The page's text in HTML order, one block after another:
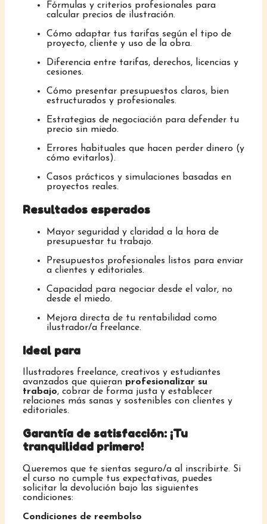
Fórmulas y criterios profesionales para
calcular precios de ilustración.
Cómo adaptar tus tarifas según el tipo de
proyecto, cliente y uso de la obra.
Diferencia entre tarifas, derechos, licencias y
cesiones.
Cómo presentar presupuestos claros, bien
estructurados y profesionales.
Estrategias de negociación para defender tu
precio sin miedo.
Errores habituales que hacen perder dinero (y
cómo evitarlos).
Casos prácticos y simulaciones basadas en
proyectos reales.
Resultados esperados
Mayor seguridad y claridad a la hora de
presupuestar tu trabajo.
Presupuestos profesionales listos para enviar
a clientes y editoriales.
Capacidad para negociar desde el valor, no
desde el miedo.
Mejora directa de tu rentabilidad como
ilustrador/a freelance.
Ideal para
Ilustradores freelance, creativos y estudiantes
avanzados que quieran profesionalizar su
trabajo, cobrar de forma justa y establecer
relaciones más sanas y sostenibles con clientes y
editoriales.
Garantía de satisfacción: ¡Tu
tranquilidad primero!
Queremos que te sientas seguro/a al inscribirte. Si
el curso no cumple tus expectativas, puedes
solicitar la devolución bajo las siguientes
condiciones:
Condiciones de reembolso